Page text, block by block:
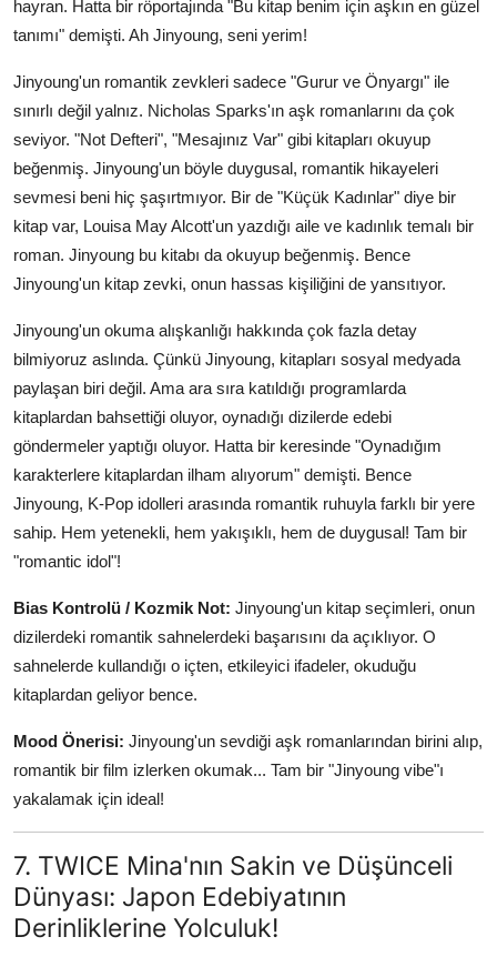
hayran. Hatta bir röportajında "Bu kitap benim için aşkın en güzel
tanımı" demişti. Ah Jinyoung, seni yerim!
Jinyoung'un romantik zevkleri sadece "Gurur ve Önyargı" ile
sınırlı değil yalnız. Nicholas Sparks'ın aşk romanlarını da çok
seviyor. "Not Defteri", "Mesajınız Var" gibi kitapları okuyup
beğenmiş. Jinyoung'un böyle duygusal, romantik hikayeleri
sevmesi beni hiç şaşırtmıyor. Bir de "Küçük Kadınlar" diye bir
kitap var, Louisa May Alcott'un yazdığı aile ve kadınlık temalı bir
roman. Jinyoung bu kitabı da okuyup beğenmiş. Bence
Jinyoung'un kitap zevki, onun hassas kişiliğini de yansıtıyor.
Jinyoung'un okuma alışkanlığı hakkında çok fazla detay
bilmiyoruz aslında. Çünkü Jinyoung, kitapları sosyal medyada
paylaşan biri değil. Ama ara sıra katıldığı programlarda
kitaplardan bahsettiği oluyor, oynadığı dizilerde edebi
göndermeler yaptığı oluyor. Hatta bir keresinde "Oynadığım
karakterlere kitaplardan ilham alıyorum" demişti. Bence
Jinyoung, K-Pop idolleri arasında romantik ruhuyla farklı bir yere
sahip. Hem yetenekli, hem yakışıklı, hem de duygusal! Tam bir
"romantic idol"!
Bias Kontrolü / Kozmik Not: Jinyoung'un kitap seçimleri, onun
dizilerdeki romantik sahnelerdeki başarısını da açıklıyor. O
sahnelerde kullandığı o içten, etkileyici ifadeler, okuduğu
kitaplardan geliyor bence.
Mood Önerisi: Jinyoung'un sevdiği aşk romanlarından birini alıp,
romantik bir film izlerken okumak... Tam bir "Jinyoung vibe"ı
yakalamak için ideal!
7. TWICE Mina'nın Sakin ve Düşünceli
Dünyası: Japon Edebiyatının
Derinliklerine Yolculuk!